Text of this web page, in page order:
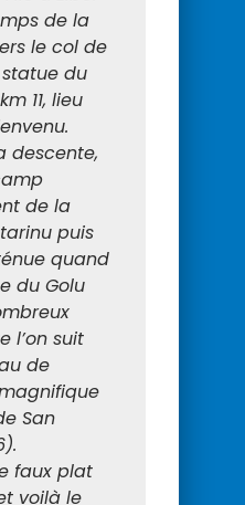
de la
le col de
du
11, lieu
descente,
de la
puis
quand
du Golu
l’on suit
de
San
faux plat
voilà le